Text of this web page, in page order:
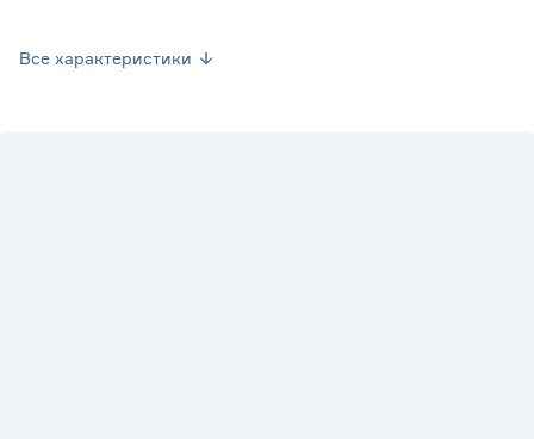
Все характеристики